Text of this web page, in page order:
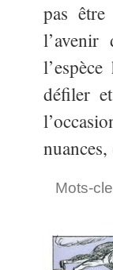
pas
l’avenir
défiler
nuances,
Mots-